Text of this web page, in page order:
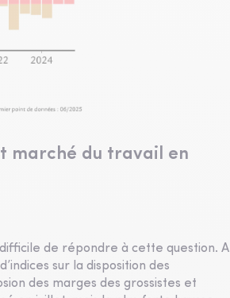
marché du travail en
de répondre à cette question. A
sur la disposition des
des marges des grossistes et